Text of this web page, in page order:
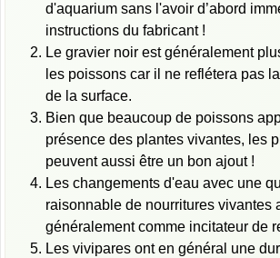
d'aquarium sans l'avoir d’abord
instructions du fabricant !
Le gravier noir est généralement
les poissons car il ne reflétera pas
de la surface.
Bien que beaucoup de poissons
présence des plantes vivantes, les
peuvent aussi être un bon ajout !
Les changements d'eau avec une
raisonnable de nourritures vivantes
généralement comme incitateur de
Les vivipares ont en général une